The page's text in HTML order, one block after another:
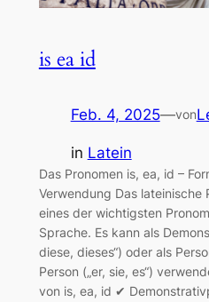
is ea id
Feb. 4, 2025—von
in Latein
Das Pronomen is, ea, id –
Verwendung Das lateinische
eines der wichtigsten
Sprache. Es kann als
diese, dieses“) oder als
Person („er, sie, es“)
von is, ea, id ✔